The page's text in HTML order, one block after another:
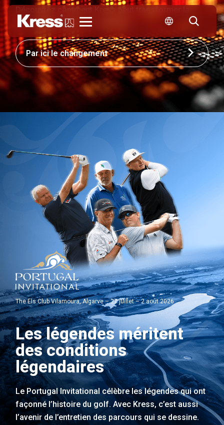
compétitivité de votre entreprise.
Par ici le changement
The Els Club Vilamoura, Algarve – 27 juillet – 2 août 2026
Les légendes méritent
des conditions
légendaires
Le Portugal Invitational célèbre les légendes qui ont
façonné l’histoire du golf. Avec Kress, c’est aussi
l’avenir de l’entretien des parcours qui se dessine.